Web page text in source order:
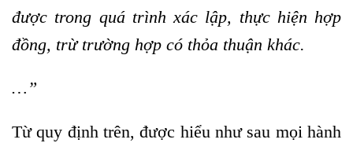
được trong quá trình xác lập, thực hiện hợp
đồng, trừ trường hợp có thỏa thuận khác.
… ”
Từ quy định trên, được hiểu như sau mọi hành